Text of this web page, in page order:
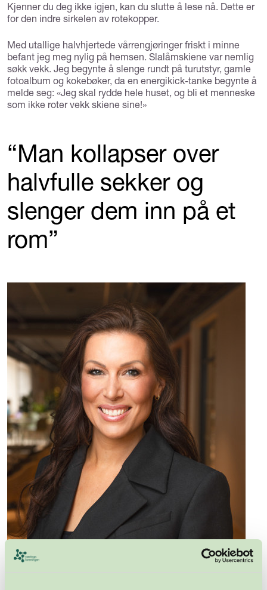
Kjenner du deg ikke igjen, kan du slutte å lese nå. Dette er
for den indre sirkelen av rotekopper.
Med utallige halvhjertede vårrengjøringer friskt i minne
befant jeg meg nylig på hemsen. Slalåmskiene var nemlig
søkk vekk. Jeg begynte å slenge rundt på turutstyr, gamle
fotoalbum og kokebøker, da en energikick-tanke begynte å
melde seg: «Jeg skal rydde hele huset, og bli et menneske
som ikke roter vekk skiene sine!»
“Man kollapser over
halvfulle sekker og
slenger dem inn på et
rom”